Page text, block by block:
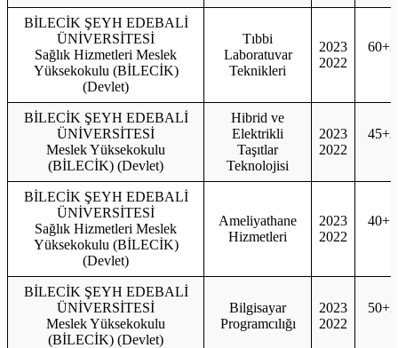
BİLECİK ŞEYH EDEBALİ
ÜNİVERSİTESİ
Sağlık Hizmetleri Meslek
Yüksekokulu (BİLECİK)
(Devlet)
Tıbbi
Laboratuvar
Teknikleri
2023
2022
BİLECİK ŞEYH EDEBALİ
ÜNİVERSİTESİ
Meslek Yüksekokulu
(BİLECİK) (Devlet)
Hibrid ve
Elektrikli
Taşıtlar
Teknolojisi
2023
2022
BİLECİK ŞEYH EDEBALİ
ÜNİVERSİTESİ
Sağlık Hizmetleri Meslek
Yüksekokulu (BİLECİK)
(Devlet)
Ameliyathane
Hizmetleri
2023
2022
BİLECİK ŞEYH EDEBALİ
ÜNİVERSİTESİ
Meslek Yüksekokulu
(BİLECİK) (Devlet)
Bilgisayar
Programcılığı
2023
2022